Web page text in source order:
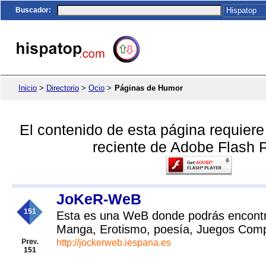
Buscador:
Inicio > Directorio > Ocio > Páginas de Humor
El contenido de esta página
reciente de Adobe Flash
151
151
JoKeR-WeB
Esta es una WeB donde podrás
Manga, Erotismo, poesía, Juegos
http://jockerweb.iespana.es